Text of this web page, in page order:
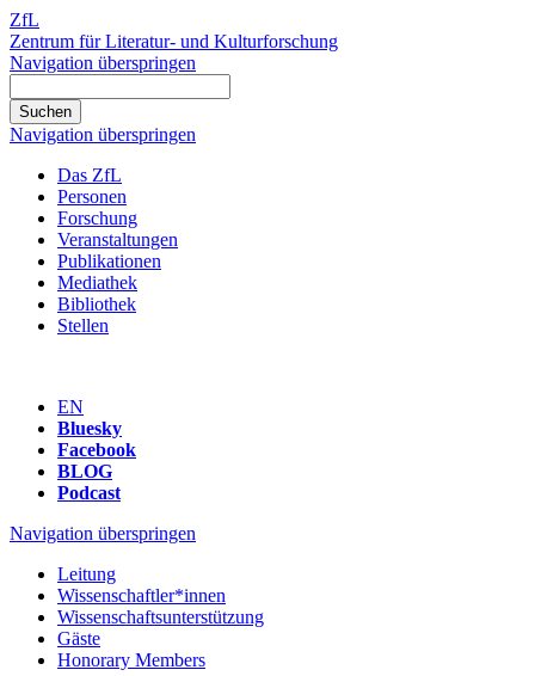
ZfL
Zentrum für Literatur- und Kulturforschung
Navigation überspringen
Navigation überspringen
Das ZfL
Personen
Forschung
Veranstaltungen
Publikationen
Mediathek
Bibliothek
Stellen
EN
Bluesky
Facebook
BLOG
Podcast
Navigation überspringen
Leitung
Wissenschaftler*innen
Wissenschaftsunterstützung
Gäste
Honorary Members